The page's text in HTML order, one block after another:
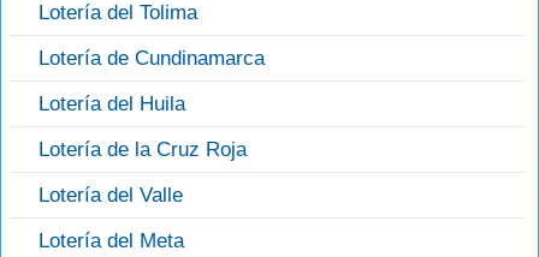
Lotería del Tolima
Lotería de Cundinamarca
Lotería del Huila
Lotería de la Cruz Roja
Lotería del Valle
Lotería del Meta